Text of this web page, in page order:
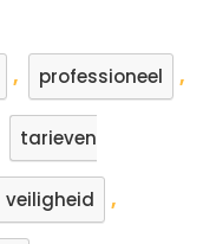
, professioneel ,
tarieven
veiligheid ,